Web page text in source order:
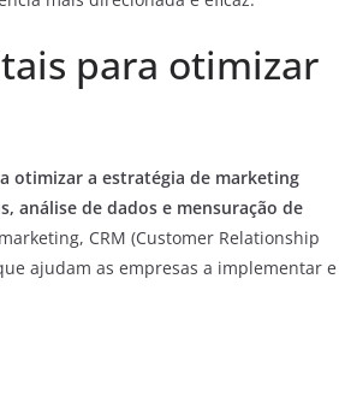
para otimizar
otimizar a estratégia de marketing
análise de dados e mensuração de
CRM (Customer Relationship
ajudam as empresas a implementar e